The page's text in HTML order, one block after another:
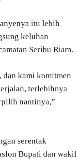
itu lebih
keluhan
Seribu Riam.
dan kami komitmen
terlebihnya
nantinya,”
serentak
Bupati dan wakil